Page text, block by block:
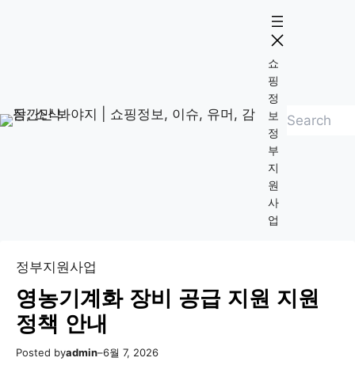
로
쇼
핑
정
보
정
부
지
원
사
업
검
정부지원사업
영농기계화 장비 공급 지원 지원
정책 안내
Posted byadmin–6월 7, 2026